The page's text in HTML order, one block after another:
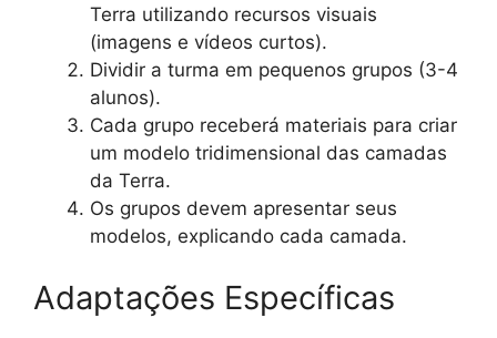
Terra utilizando recursos visuais
(imagens e vídeos curtos).
Dividir a turma em pequenos grupos (3-4
alunos).
Cada grupo receberá materiais para criar
um modelo tridimensional das camadas
da Terra.
Os grupos devem apresentar seus
modelos, explicando cada camada.
Adaptações Específicas